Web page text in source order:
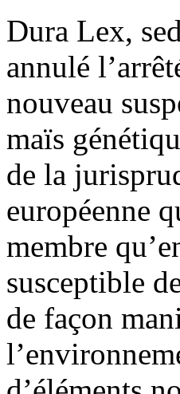
Dura Lex,
annulé
nouveau
maïs
de la
européenne
membre
susceptible
de façon